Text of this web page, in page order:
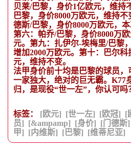
贝莱/巴黎，身价1亿欧元，维持
巴黎，身价8000万欧元，维持不
德斯/巴黎，身价8000万欧元，
第六：帕乔/巴黎，身价8000万
元。第九：扎伊尔-埃梅里/巴黎
增加2000万欧元。第十：巴尔科
元，维持不变。
法甲身价前十均是巴黎的球员
一家独大，绝对的巨无霸。K77
归，是现役“世一左”，你认可吗
标签： [欧元] [世一左] [欧冠] [
员] [&ampamp] [身价] [门德斯]
甲] [内维斯] [巴黎] [维蒂尼亚]